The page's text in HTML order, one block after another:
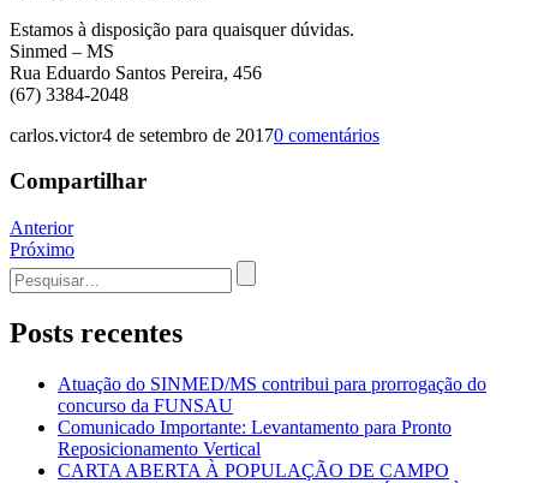
Estamos à disposição para quaisquer dúvidas.
Sinmed – MS
Rua Eduardo Santos Pereira, 456
(67) 3384-2048
carlos.victor4 de setembro de 20170 comentários
Compartilhar
Navegação
de
Post
Anterior
Próximo
Procurar
por:
Posts recentes
Atuação do SINMED/MS contribui para prorrogação do
concurso da FUNSAU
Comunicado Importante: Levantamento para Pronto
Reposicionamento Vertical
CARTA ABERTA À POPULAÇÃO DE CAMPO